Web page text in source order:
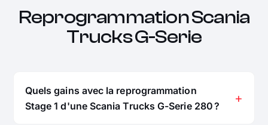
Reprogrammation Scania
Trucks G-Serie
Quels gains avec la reprogrammation
Stage 1 d'une Scania Trucks G-Serie 280 ?